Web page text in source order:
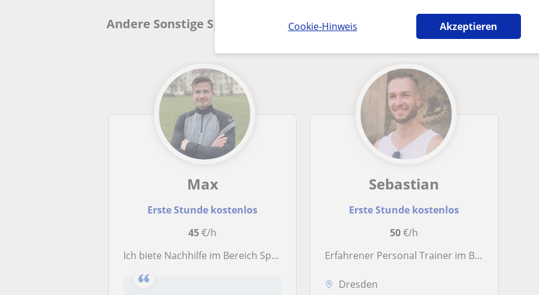
Cookie-Hinweis Akzeptieren
Andere Sonstige Sportarten-Lehrkräfte in Dresden die dich
Max
Erste Stunde kostenlos
45€/h
Ich biete Nachhilfe im Bereich Sport an
Sebastian
Erste Stunde kostenlos
50€/h
Erfahrener Personal Trainer im Bereich Fitness und Sport
Dresden